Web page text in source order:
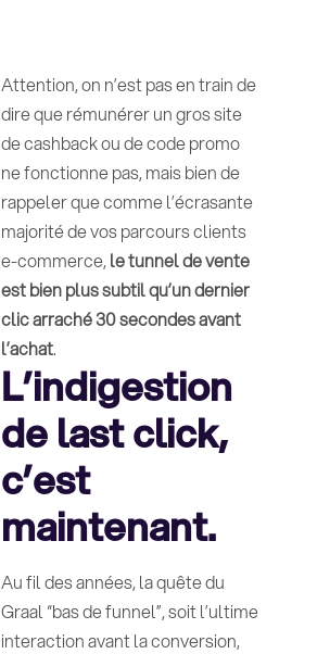
Attention, on n’est pas en train de
dire que rémunérer un gros site
de cashback ou de code promo
ne fonctionne pas, mais bien de
rappeler que comme l’écrasante
majorité de vos parcours clients
e-commerce,le tunnel de vente
est bien plus subtil qu’un dernier
clic arraché 30 secondes avant
l’achat.
L’indigestion
de last click,
c’est
maintenant.
Au fil des années, la quête du
Graal “bas de funnel”, soit l’ultime
interaction avant la conversion,